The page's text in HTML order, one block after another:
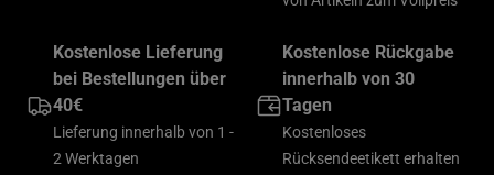
Kostenlose Lieferung
bei Bestellungen über
40€
Lieferung innerhalb von 1 -
2 Werktagen
Kostenlose Rückgabe
innerhalb von 30
Tagen
Kostenloses
Rücksendeetikett erhalten